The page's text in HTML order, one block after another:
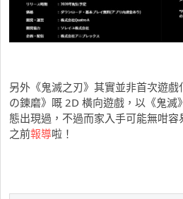
另外《鬼滅之刃》其實並非首次遊
の錬磨》嘅 2D 橫向遊戲，以《鬼滅
態出現過，不過而家入手可能無咁
之前報導啦！